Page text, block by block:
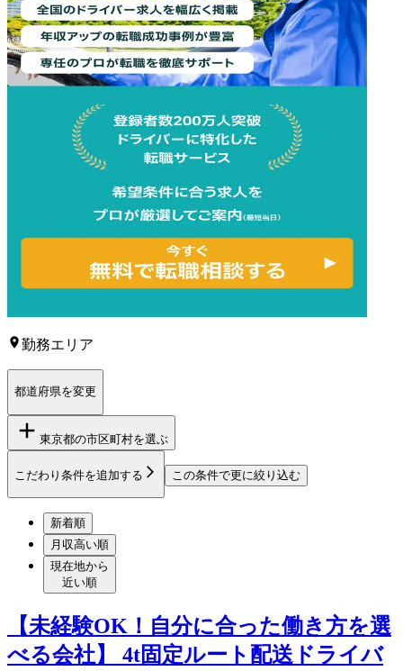
勤務エリア
都道府県を変更
東京都の市区町村を選ぶ
こだわり条件を追加する この条件で更に絞り込む
新着順
月収高い順
現在地から
近い順
【未経験OK！自分に合った働き方を選
べる会社】 4t固定ルート配送ドライバ